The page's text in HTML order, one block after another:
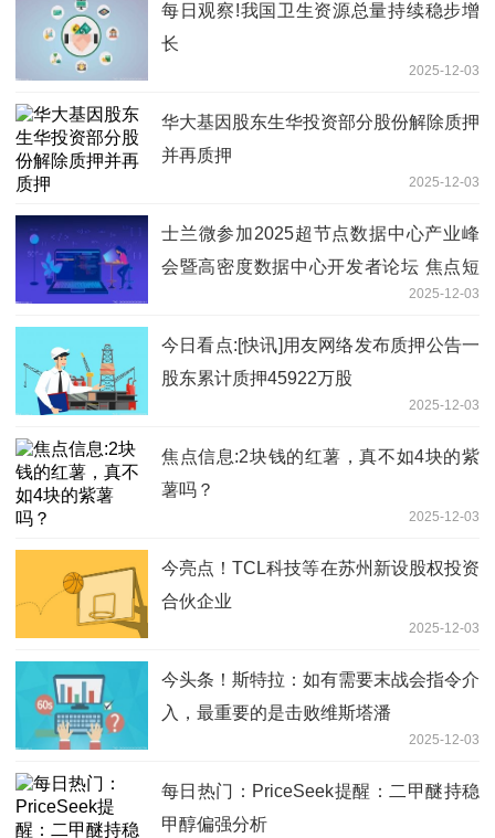
每日观察!我国卫生资源总量持续稳步增
长
2025-12-03
华大基因股东生华投资部分股份解除质押
并再质押
2025-12-03
士兰微参加2025超节点数据中心产业峰
会暨高密度数据中心开发者论坛 焦点短
2025-12-03
今日看点:[快讯]用友网络发布质押公告一
股东累计质押45922万股
2025-12-03
焦点信息:2块钱的红薯，真不如4块的紫
薯吗？
2025-12-03
今亮点！TCL科技等在苏州新设股权投资
合伙企业
2025-12-03
今头条！斯特拉：如有需要末战会指令介
入，最重要的是击败维斯塔潘
2025-12-03
每日热门：PriceSeek提醒：二甲醚持稳
甲醇偏强分析